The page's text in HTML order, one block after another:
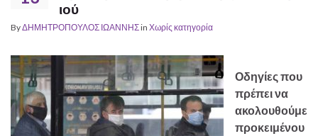
ιού
ByΔΗΜΗΤΡΟΠΟΥΛΟΣ ΙΩΑΝΝΗΣin Χωρίς κατηγορία
Οδηγίες που
πρέπει να
ακολουθούμε
προκειμένου